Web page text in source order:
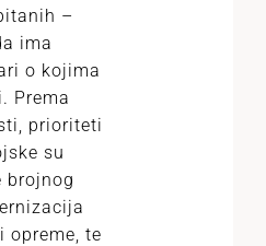
–
ima
o kojima
Prema
prioriteti
su
brojnog
opreme, te